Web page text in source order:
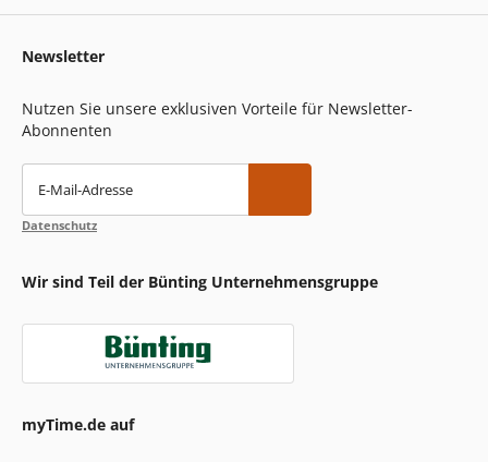
Newsletter
Nutzen Sie unsere exklusiven Vorteile für Newsletter-
Abonnenten
E-Mail-Adresse
Datenschutz
Wir sind Teil der Bünting Unternehmensgruppe
myTime.de auf